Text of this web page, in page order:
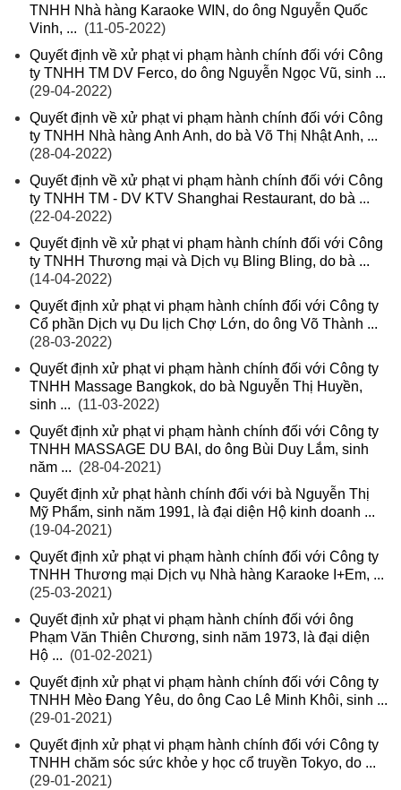
TNHH Nhà hàng Karaoke WIN, do ông Nguyễn Quốc
Vinh, ... (11-05-2022)
Quyết định về xử phạt vi phạm hành chính đối với Công
ty TNHH TM DV Ferco, do ông Nguyễn Ngọc Vũ, sinh ...
(29-04-2022)
Quyết định về xử phạt vi phạm hành chính đối với Công
ty TNHH Nhà hàng Anh Anh, do bà Võ Thị Nhật Anh, ...
(28-04-2022)
Quyết định về xử phạt vi phạm hành chính đối với Công
ty TNHH TM - DV KTV Shanghai Restaurant, do bà ...
(22-04-2022)
Quyết định về xử phạt vi phạm hành chính đối với Công
ty TNHH Thương mại và Dịch vụ Bling Bling, do bà ...
(14-04-2022)
Quyết định xử phạt vi phạm hành chính đối với Công ty
Cổ phần Dịch vụ Du lịch Chợ Lớn, do ông Võ Thành ...
(28-03-2022)
Quyết định xử phạt vi phạm hành chính đối với Công ty
TNHH Massage Bangkok, do bà Nguyễn Thị Huyền,
sinh ... (11-03-2022)
Quyết định xử phạt vi phạm hành chính đối với Công ty
TNHH MASSAGE DU BAI, do ông Bùi Duy Lắm, sinh
năm ... (28-04-2021)
Quyết định xử phạt hành chính đối với bà Nguyễn Thị
Mỹ Phẩm, sinh năm 1991, là đại diện Hộ kinh doanh ...
(19-04-2021)
Quyết định xử phạt vi phạm hành chính đối với Công ty
TNHH Thương mại Dịch vụ Nhà hàng Karaoke I+Em, ...
(25-03-2021)
Quyết định xử phạt vi phạm hành chính đối với ông
Phạm Văn Thiên Chương, sinh năm 1973, là đại diện
Hộ ... (01-02-2021)
Quyết định xử phạt vi phạm hành chính đối với Công ty
TNHH Mèo Đang Yêu, do ông Cao Lê Minh Khôi, sinh ...
(29-01-2021)
Quyết định xử phạt vi phạm hành chính đối với Công ty
TNHH chăm sóc sức khỏe y học cổ truyền Tokyo, do ...
(29-01-2021)